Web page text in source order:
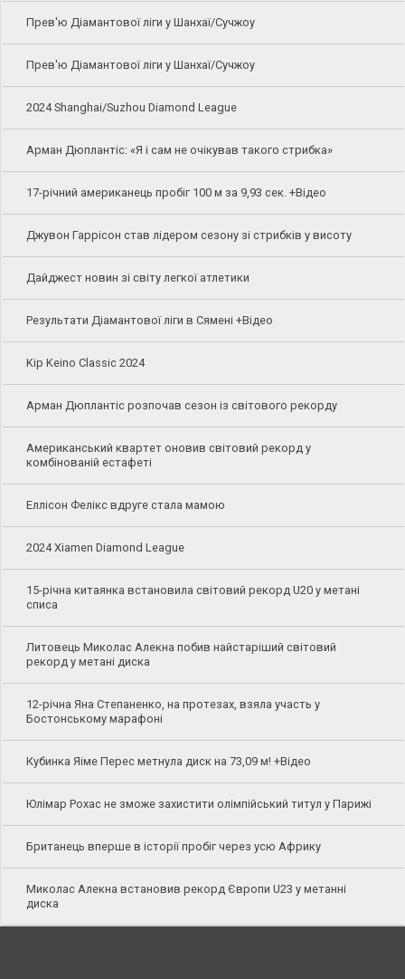
Прев'ю Діамантової ліги у Шанхаї/Сучжоу
Прев'ю Діамантової ліги у Шанхаї/Сучжоу
2024 Shanghai/Suzhou Diamond League
Арман Дюплантіс: «Я і сам не очікував такого стрибка»
17-річний американець пробіг 100 м за 9,93 сек. +Відео
Джувон Гаррісон став лідером сезону зі стрибків у висоту
Дайджест новин зі світу легкої атлетики
Результати Діамантової ліги в Сямені +Відео
Kip Keino Classic 2024
Арман Дюплантіс розпочав сезон із світового рекорду
Американський квартет оновив світовий рекорд у
комбінованій естафеті
Еллісон Фелікс вдруге стала мамою
2024 Xiamen Diamond League
15-річна китаянка встановила світовий рекорд U20 у метані
списа
Литовець Миколас Алекна побив найстаріший світовий
рекорд у метані диска
12-річна Яна Степаненко, на протезах, взяла участь у
Бостонському марафоні
Кубинка Яіме Перес метнула диск на 73,09 м! +Відео
Юлімар Рохас не зможе захистити олімпійський титул у Парижі
Британець вперше в історії пробіг через усю Африку
Миколас Алекна встановив рекорд Європи U23 у метанні
диска